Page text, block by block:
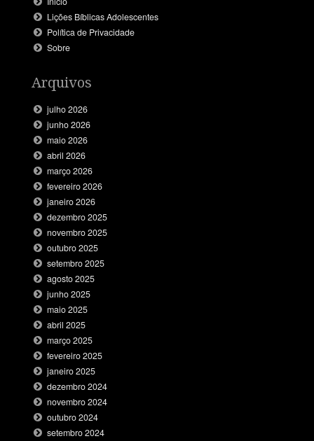
Lições Bíblicas Adolescentes
Política de Privacidade
Sobre
Arquivos
julho 2026
junho 2026
maio 2026
abril 2026
março 2026
fevereiro 2026
janeiro 2026
dezembro 2025
novembro 2025
outubro 2025
setembro 2025
agosto 2025
junho 2025
maio 2025
abril 2025
março 2025
fevereiro 2025
janeiro 2025
dezembro 2024
novembro 2024
outubro 2024
setembro 2024